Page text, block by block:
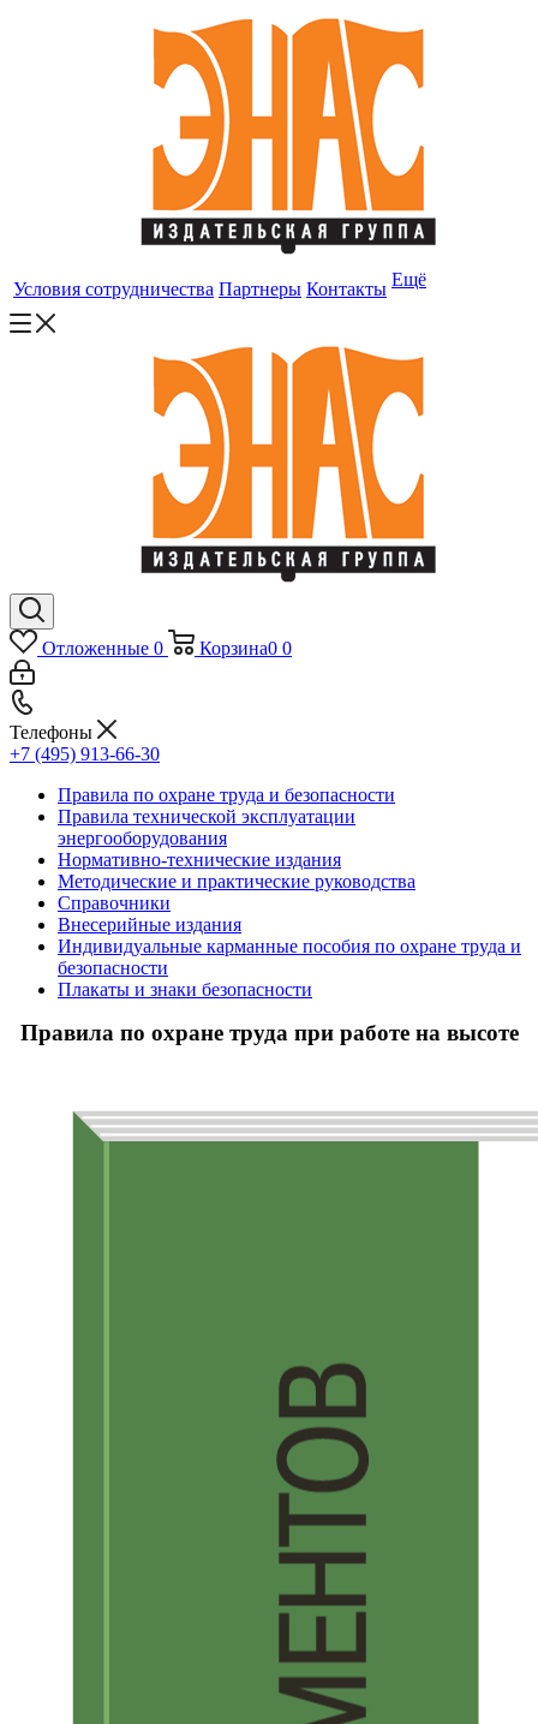
Условия сотрудничества Партнеры Контакты Ещё
Отложенные 0 Корзина0 0
Телефоны
+7 (495) 913-66-30
Правила по охране труда и безопасности
Правила технической эксплуатации
энергооборудования
Нормативно-технические издания
Методические и практические руководства
Справочники
Внесерийные издания
Индивидуальные карманные пособия по охране труда и
безопасности
Плакаты и знаки безопасности
Правила по охране труда при работе на высоте